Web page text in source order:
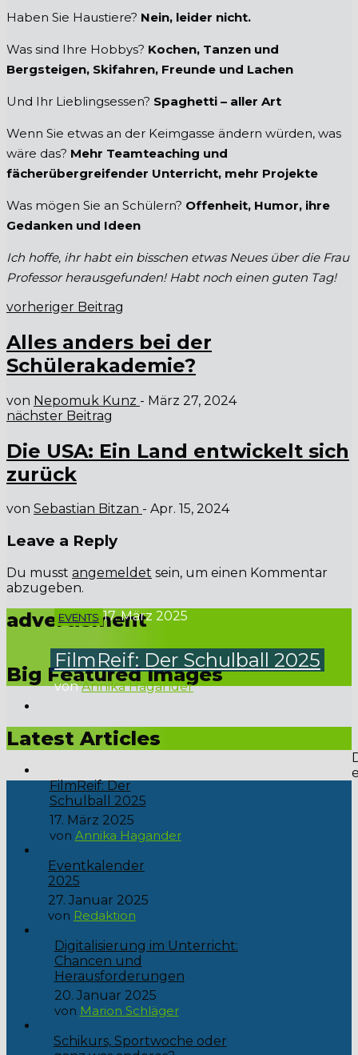
Haben Sie Haustiere? Nein, leider nicht.
Was sind Ihre Hobbys? Kochen, Tanzen und
Bergsteigen, Skifahren, Freunde und Lachen
Und Ihr Lieblingsessen? Spaghetti – aller Art
Wenn Sie etwas an der Keimgasse ändern würden, was
wäre das? Mehr Teamteaching und
fächerübergreifender Unterricht, mehr Projekte
Was mögen Sie an Schülern? Offenheit, Humor, ihre
Gedanken und Ideen
Ich hoffe, ihr habt ein bisschen etwas Neues über die Frau
Professor herausgefunden! Habt noch einen guten Tag!
vorheriger Beitrag
Alles anders bei der
Schülerakademie?
von Nepomuk Kunz - März 27, 2024
nächster Beitrag
Die USA: Ein Land entwickelt sich
zurück
von Sebastian Bitzan - Apr. 15, 2024
Leave a Reply
Du musst angemeldet sein, um einen Kommentar
abzugeben.
advertisment
Big Featured Images
EVENTS 17. März 2025
FilmReif: Der Schulball 2025
vonAnnika Hagander
des Jahres: unser Schulball unter dem schillernden Motto...
Latest Articles
FilmReif: Der
Schulball 2025
17. März 2025
von Annika Hagander
Eventkalender
2025
27. Januar 2025
von Redaktion
Digitalisierung im Unterricht:
Chancen und
Herausforderungen
20. Januar 2025
von Marion Schläger
Schikurs, Sportwoche oder